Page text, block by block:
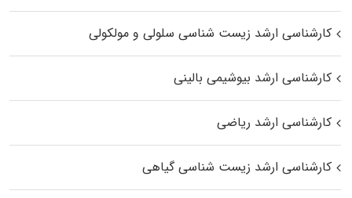
کارشناسی ارشد زیست شناسی سلولی و مولکولی
کارشناسی ارشد بیوشیمی بالینی
کارشناسی ارشد ریاضی
کارشناسی ارشد زیست‌ شناسی گیاهی